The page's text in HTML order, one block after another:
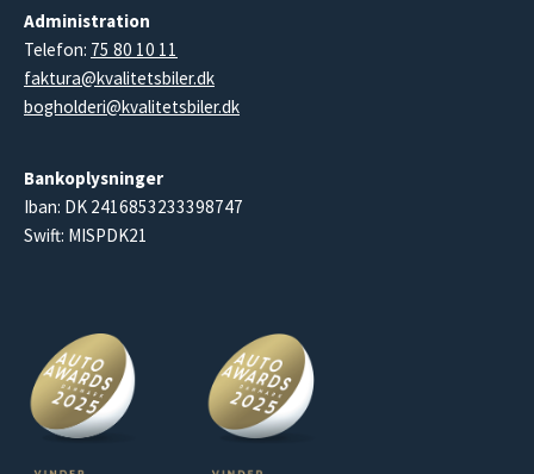
Administration
Telefon: 75 80 10 11
faktura@kvalitetsbiler.dk
bogholderi@kvalitetsbiler.dk
Bankoplysninger
Iban: DK 2416853233398747
Swift: MISPDK21